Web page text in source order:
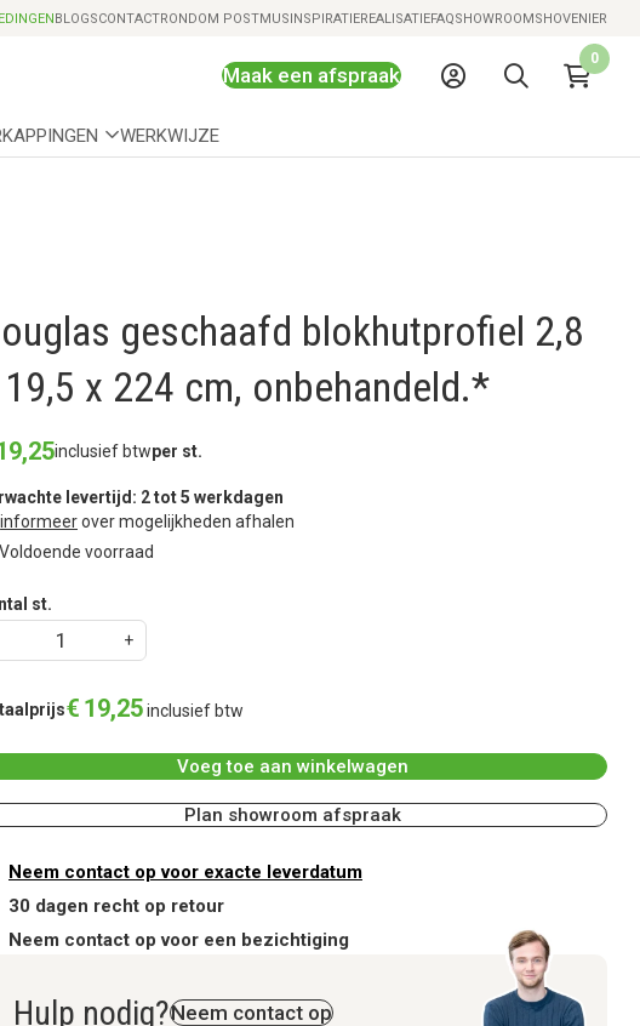
Snelle levering mogelijk
BLOGSCONTACTRONDOM POSTMUSINSPIRATIEREALISATIEFAQSHOWROOMSHOVENIER
Maak een afspraak
0
WERKWIJZE
geschaafd blokhutprofiel 2,8
x 224 cm, onbehandeld.*
,25inclusief btwper st.
levertijd: 2 tot 5 werkdagen
informeerover mogelijkheden afhalen
Voldoende voorraad
st.
€ 19,25inclusief btw
Voeg toe aan winkelwagen
Plan showroom afspraak
Neem contact op voor exacte leverdatum
30 dagen recht op retour
Neem contact op voor een bezichtiging
Hulp nodig?Neem contact op